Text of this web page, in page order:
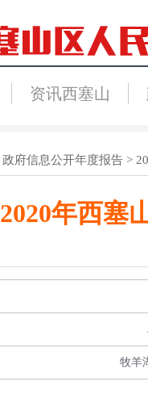
资讯西塞山
政府信息公开年度报告 >
2020年西塞
牧羊